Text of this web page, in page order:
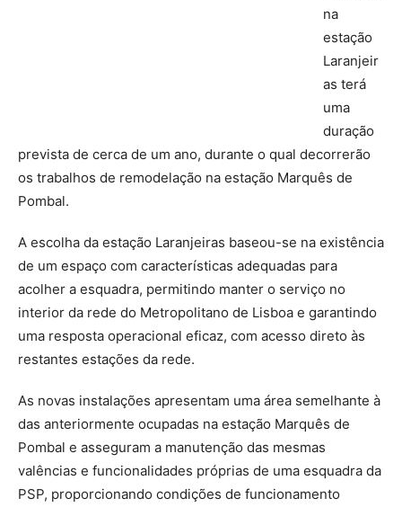
na
estação
Laranjeir
as terá
uma
duração
prevista de cerca de um ano, durante o qual decorrerão
os trabalhos de remodelação na estação Marquês de
Pombal.
A escolha da estação Laranjeiras baseou-se na existência
de um espaço com características adequadas para
acolher a esquadra, permitindo manter o serviço no
interior da rede do Metropolitano de Lisboa e garantindo
uma resposta operacional eficaz, com acesso direto às
restantes estações da rede.
As novas instalações apresentam uma área semelhante à
das anteriormente ocupadas na estação Marquês de
Pombal e asseguram a manutenção das mesmas
valências e funcionalidades próprias de uma esquadra da
PSP, proporcionando condições de funcionamento